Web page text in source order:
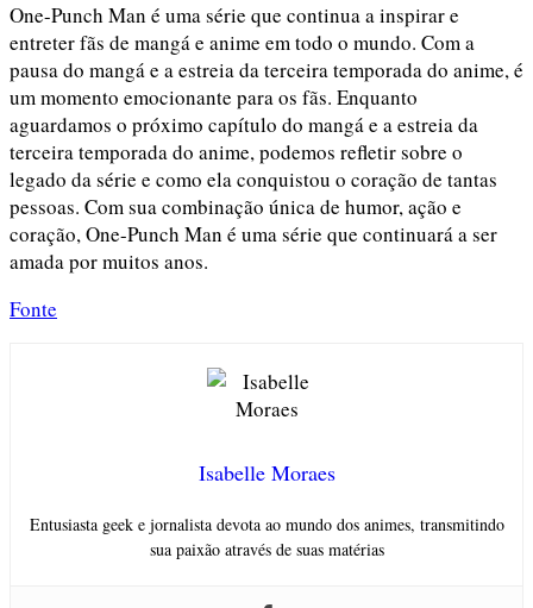
One-Punch Man é uma série que continua a inspirar e
entreter fãs de mangá e anime em todo o mundo. Com a
pausa do mangá e a estreia da terceira temporada do anime, é
um momento emocionante para os fãs. Enquanto
aguardamos o próximo capítulo do mangá e a estreia da
terceira temporada do anime, podemos refletir sobre o
legado da série e como ela conquistou o coração de tantas
pessoas. Com sua combinação única de humor, ação e
coração, One-Punch Man é uma série que continuará a ser
amada por muitos anos.
Fonte
Isabelle Moraes
Entusiasta geek e jornalista devota ao mundo dos animes, transmitindo
sua paixão através de suas matérias